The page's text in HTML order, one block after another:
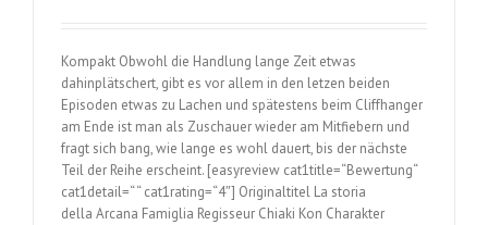
Kompakt Obwohl die Handlung lange Zeit etwas
dahinplätschert, gibt es vor allem in den letzen beiden
Episoden etwas zu Lachen und spätestens beim Cliffhanger
am Ende ist man als Zuschauer wieder am Mitfiebern und
fragt sich bang, wie lange es wohl dauert, bis der nächste
Teil der Reihe erscheint. [easyreview cat1title=“Bewertung“
cat1detail=“ “ cat1rating=“4″] Originaltitel La storia
della Arcana Famiglia Regisseur Chiaki Kon Charakter